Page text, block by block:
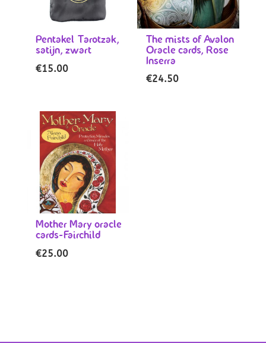
Pentakel Tarotzak,
satijn, zwart
€15.00
The mists of Avalon
Oracle cards, Rose
Inserra
€24.50
Mother Mary oracle
cards-Fairchild
€25.00